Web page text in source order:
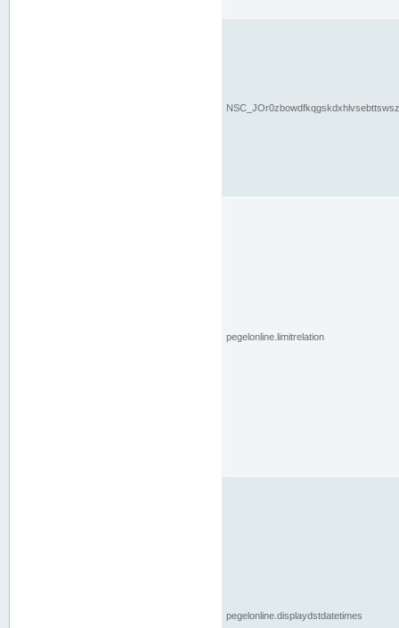
pegelonline.limitrelation
pegelonline.displaydstdatetimes